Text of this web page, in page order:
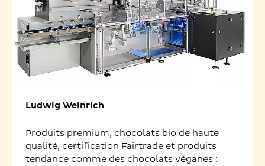
Ludwig Weinrich
Produits premium, chocolats bio de haute
qualité, certification Fairtrade et produits
tendance comme des chocolats véganes :